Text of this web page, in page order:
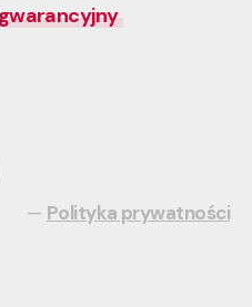
— Polityka prywatności